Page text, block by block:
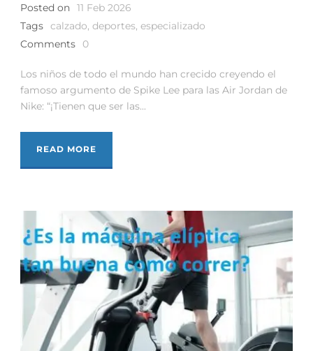
Posted on 11 Feb 2026
Tags calzado, deportes, especializado
Comments
0
Los niños de todo el mundo han crecido creyendo el
famoso argumento de Spike Lee para las Air Jordan de
Nike: “¡Tienen que ser las...
READ MORE